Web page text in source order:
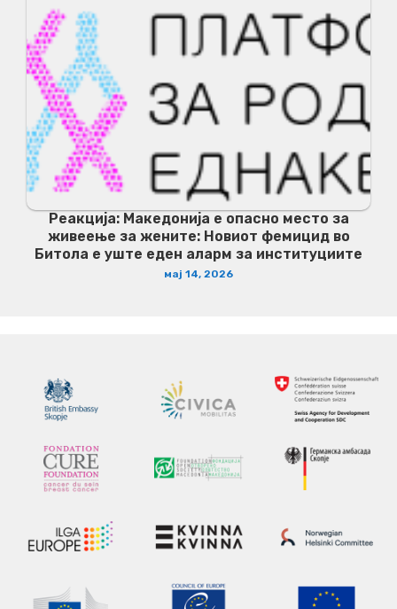
Реакција: Македонија е опасно место за
живеење за жените: Новиот фемицид во
Битола е уште еден аларм за институциите
мај 14, 2026